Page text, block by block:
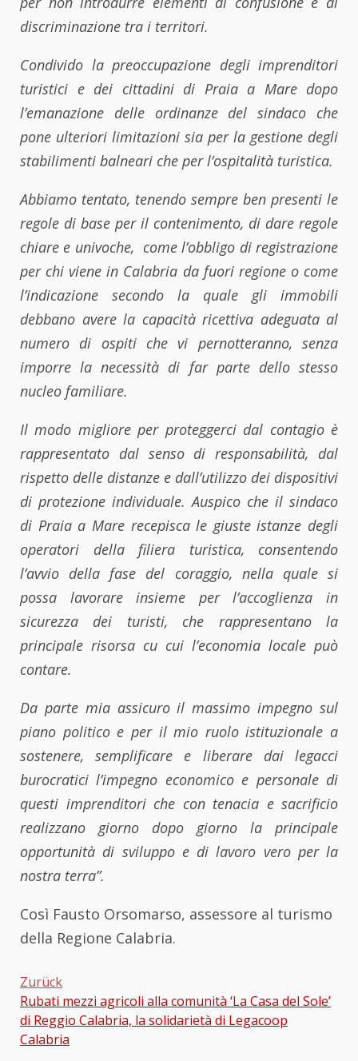
discriminazione tra i territori.
Condivido la preoccupazione degli imprenditori
turistici e dei cittadini di Praia a Mare dopo
l’emanazione delle ordinanze del sindaco che
pone ulteriori limitazioni sia per la gestione degli
stabilimenti balneari che per l’ospitalità turistica.
Abbiamo tentato, tenendo sempre ben presenti le
regole di base per il contenimento, di dare regole
chiare e univoche, come l’obbligo di registrazione
per chi viene in Calabria da fuori regione o come
l’indicazione secondo la quale gli immobili
debbano avere la capacità ricettiva adeguata al
numero di ospiti che vi pernotteranno, senza
imporre la necessità di far parte dello stesso
nucleo familiare.
Il modo migliore per proteggerci dal contagio è
rappresentato dal senso di responsabilità, dal
rispetto delle distanze e dall’utilizzo dei dispositivi
di protezione individuale. Auspico che il sindaco
di Praia a Mare recepisca le giuste istanze degli
operatori della filiera turistica, consentendo
l’avvio della fase del coraggio, nella quale si
possa lavorare insieme per l’accoglienza in
sicurezza dei turisti, che rappresentano la
principale risorsa cu cui l’economia locale può
contare.
Da parte mia assicuro il massimo impegno sul
piano politico e per il mio ruolo istituzionale a
sostenere, semplificare e liberare dai legacci
burocratici l’impegno economico e personale di
questi imprenditori che con tenacia e sacrificio
realizzano giorno dopo giorno la principale
opportunità di sviluppo e di lavoro vero per la
nostra terra”.
Così Fausto Orsomarso, assessore al turismo
della Regione Calabria.
Beitragsnavigation
Zurück
Rubati mezzi agricoli alla comunità ‘La Casa del Sole’
di Reggio Calabria, la solidarietà di Legacoop
Calabria